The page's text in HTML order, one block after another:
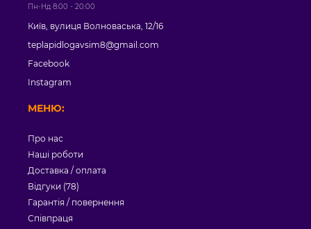
МЕНЮ:
Про нас
Наші роботи
Доставка / оплата
Відгуки (78)
Гарантія / повернення
Співпраця
Пн-Нд 8:00 - 20:00
Київ, вулиця Волноваська, 12/16
teplapidlogavsim8@gmail.com
Facebook
Instagram